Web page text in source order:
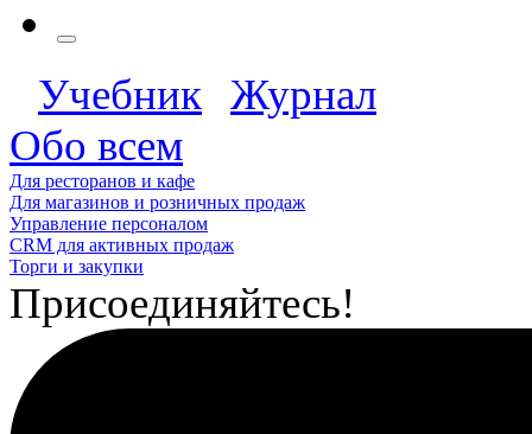
Учебник Журнал
Обо всем
Для ресторанов и кафе
Для магазинов и розничных продаж
Управление персоналом
CRM для активных продаж
Торги и закупки
Присоединяйтесь!